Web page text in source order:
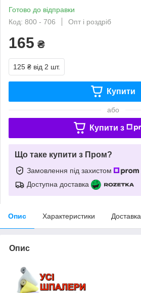
Готово до відправки
Код: 800 - 706
Опт і роздріб
165 ₴
125 ₴ від 2 шт.
Купити
або
Купити з
Що таке купити з Пром?
Замовлення під захистом
Доступна доставка
Опис Характеристики Доставка
Опис